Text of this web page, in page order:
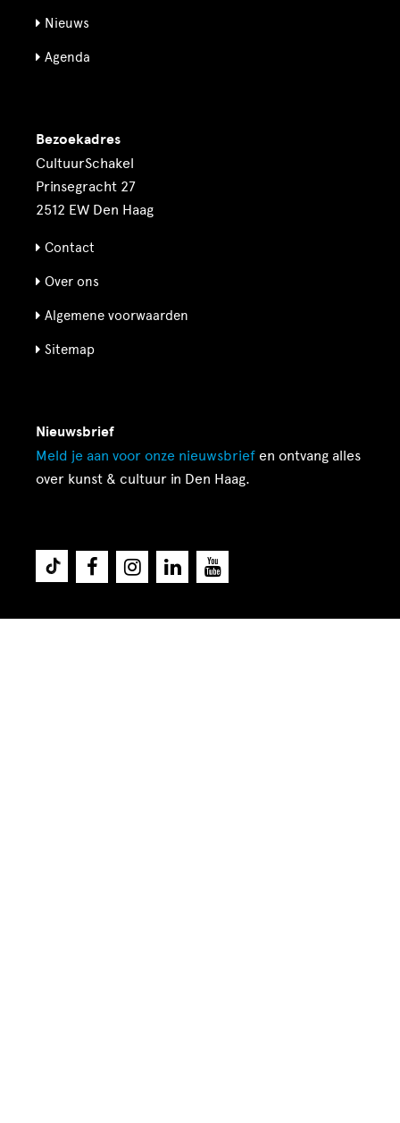
Nieuws
Agenda
Bezoekadres
CultuurSchakel
Prinsegracht 27
2512 EW Den Haag
Contact
Over ons
Algemene voorwaarden
Sitemap
Nieuwsbrief
Meld je aan voor onze nieuwsbrief en ontvang alles
over kunst & cultuur in Den Haag.